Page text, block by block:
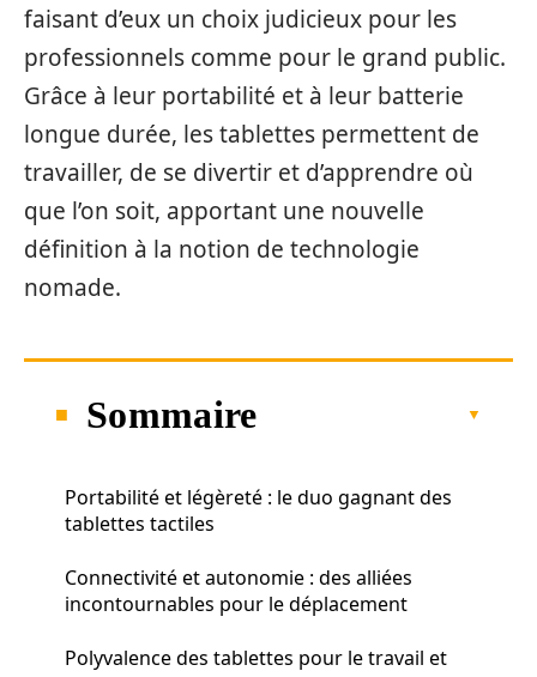
faisant d’eux un choix judicieux pour les
professionnels comme pour le grand public.
Grâce à leur portabilité et à leur batterie
longue durée, les tablettes permettent de
travailler, de se divertir et d’apprendre où
que l’on soit, apportant une nouvelle
définition à la notion de technologie
nomade.
Sommaire
Portabilité et légèreté : le duo gagnant des
tablettes tactiles
Connectivité et autonomie : des alliées
incontournables pour le déplacement
Polyvalence des tablettes pour le travail et